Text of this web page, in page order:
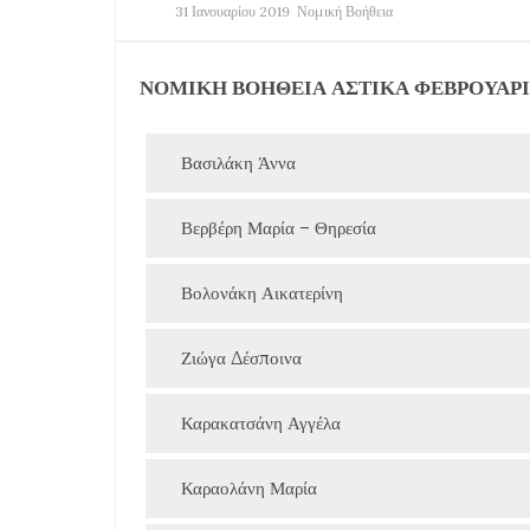
31 Ιανουαρίου 2019 Νομική Βοήθεια
ΝΟΜΙΚΗ ΒΟΗΘΕΙΑ ΑΣΤΙΚΑ
Βασιλάκη Άννα
Βερβέρη Μαρία – Θηρεσία
Βολονάκη Αικατερίνη
Ζιώγα Δέσποινα
Καρακατσάνη Αγγέλα
Καραολάνη Μαρία